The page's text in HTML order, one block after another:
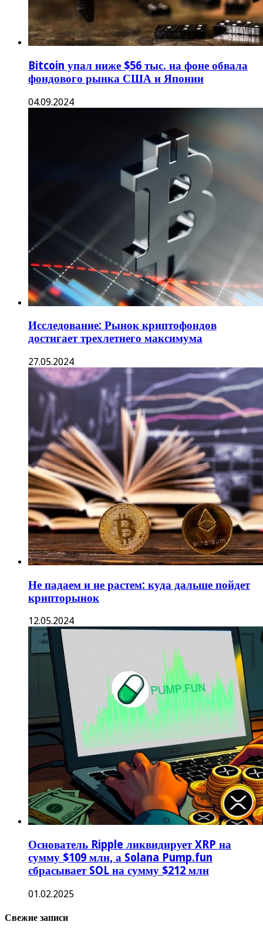
Bitcoin упал ниже $56 тыс. на фоне обвала
фондового рынка США и Японии
04.09.2024
Исследование: Рынок криптофондов
достигает трехлетнего максимума
27.05.2024
Не падаем и не растем: куда дальше пойдет
крипторынок
12.05.2024
Основатель Ripple ликвидирует XRP на
сумму $109 млн, а Solana Pump.fun
сбрасывает SOL на сумму $212 млн
01.02.2025
Свежие записи